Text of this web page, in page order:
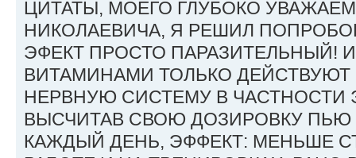
ЦИТАТЫ, МОЕГО ГЛУБОКО
НИКОЛАЕВИЧА, Я РЕШИЛ
ЭФЕКТ ПРОСТО ПАРАЗИТЕЛЬНЫЙ!
ВИТАМИНАМИ ТОЛЬКО
НЕРВНУЮ СИСТЕМУ В ЧАСТНОСТИ
ВЫСЧИТАВ СВОЮ ДОЗИРОВКУ ПЬЮ
КАЖДЫЙ ДЕНЬ, ЭФФЕКТ: МЕНЬШЕ